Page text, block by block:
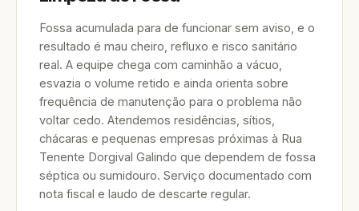
Fossa acumulada para de funcionar sem aviso, e o
resultado é mau cheiro, refluxo e risco sanitário
real. A equipe chega com caminhão a vácuo,
esvazia o volume retido e ainda orienta sobre
frequência de manutenção para o problema não
voltar cedo. Atendemos residências, sítios,
chácaras e pequenas empresas próximas à Rua
Tenente Dorgival Galindo que dependem de fossa
séptica ou sumidouro. Serviço documentado com
nota fiscal e laudo de descarte regular.